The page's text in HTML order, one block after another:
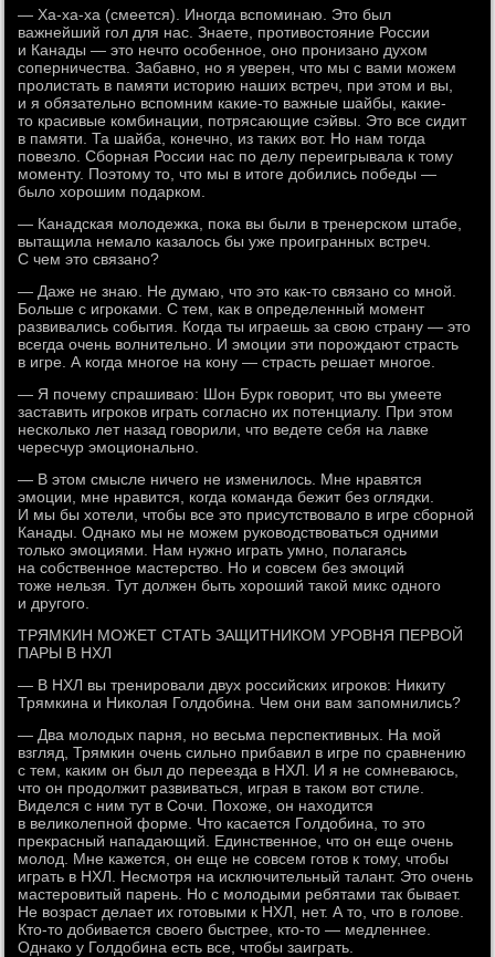
— Ха-ха-ха (смеется). Иногда вспоминаю. Это был
важнейший гол для нас. Знаете, противостояние России
и Канады — это нечто особенное, оно пронизано духом
соперничества. Забавно, но я уверен, что мы с вами можем
пролистать в памяти историю наших встреч, при этом и вы,
и я обязательно вспомним какие-то важные шайбы, какие-
то красивые комбинации, потрясающие сэйвы. Это все сидит
в памяти. Та шайба, конечно, из таких вот. Но нам тогда
повезло. Сборная России нас по делу переигрывала к тому
моменту. Поэтому то, что мы в итоге добились победы —
было хорошим подарком.
— Канадская молодежка, пока вы были в тренерском штабе,
вытащила немало казалось бы уже проигранных встреч.
С чем это связано?
— Даже не знаю. Не думаю, что это как-то связано со мной.
Больше с игроками. С тем, как в определенный момент
развивались события. Когда ты играешь за свою страну — это
всегда очень волнительно. И эмоции эти порождают страсть
в игре. А когда многое на кону — страсть решает многое.
— Я почему спрашиваю: Шон Бурк говорит, что вы умеете
заставить игроков играть согласно их потенциалу. При этом
несколько лет назад говорили, что ведете себя на лавке
чересчур эмоционально.
— В этом смысле ничего не изменилось. Мне нравятся
эмоции, мне нравится, когда команда бежит без оглядки.
И мы бы хотели, чтобы все это присутствовало в игре сборной
Канады. Однако мы не можем руководствоваться одними
только эмоциями. Нам нужно играть умно, полагаясь
на собственное мастерство. Но и совсем без эмоций
тоже нельзя. Тут должен быть хороший такой микс одного
и другого.
ТРЯМКИН МОЖЕТ СТАТЬ ЗАЩИТНИКОМ УРОВНЯ ПЕРВОЙ
ПАРЫ В НХЛ
— В НХЛ вы тренировали двух российских игроков: Никиту
Трямкина и Николая Голдобина. Чем они вам запомнились?
— Два молодых парня, но весьма перспективных. На мой
взгляд, Трямкин очень сильно прибавил в игре по сравнению
с тем, каким он был до переезда в НХЛ. И я не сомневаюсь,
что он продолжит развиваться, играя в таком вот стиле.
Виделся с ним тут в Сочи. Похоже, он находится
в великолепной форме. Что касается Голдобина, то это
прекрасный нападающий. Единственное, что он еще очень
молод. Мне кажется, он еще не совсем готов к тому, чтобы
играть в НХЛ. Несмотря на исключительный талант. Это очень
мастеровитый парень. Но с молодыми ребятами так бывает.
Не возраст делает их готовыми к НХЛ, нет. А то, что в голове.
Кто-то добивается своего быстрее, кто-то — медленнее.
Однако у Голдобина есть все, чтобы заиграть.